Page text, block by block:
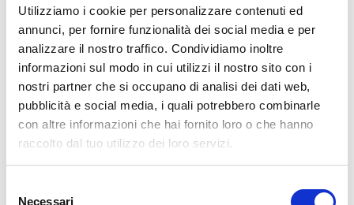
Utilizziamo i cookie per personalizzare contenuti ed
annunci, per fornire funzionalità dei social media e per
analizzare il nostro traffico. Condividiamo inoltre
informazioni sul modo in cui utilizzi il nostro sito con i
nostri partner che si occupano di analisi dei dati web,
pubblicità e social media, i quali potrebbero combinarle
con altre informazioni che hai fornito loro o che hanno
raccolto dal tuo utilizzo dei loro servizi.
Necessari
Il percorso parte sabato 26 novembre alle 10:30 e avrà una
cadenza bimestrale (ogni 15 giorni, escluso il periodo delle
feste natalizie).